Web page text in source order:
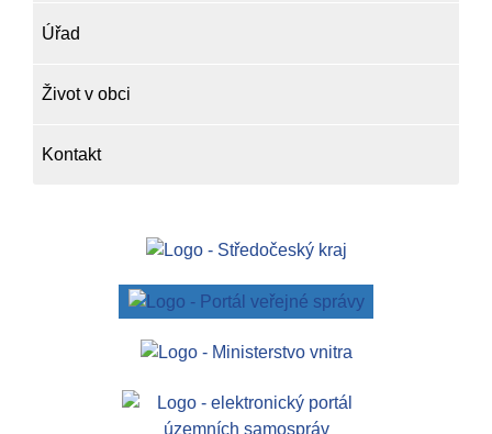
Úřad
Život v obci
Kontakt